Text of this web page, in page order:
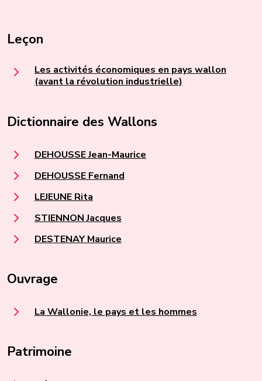
Leçon
Les activités économiques en pays wallon
(avant la révolution industrielle)
Dictionnaire des Wallons
DEHOUSSE Jean-Maurice
DEHOUSSE Fernand
LEJEUNE Rita
STIENNON Jacques
DESTENAY Maurice
Ouvrage
La Wallonie, le pays et les hommes
Patrimoine